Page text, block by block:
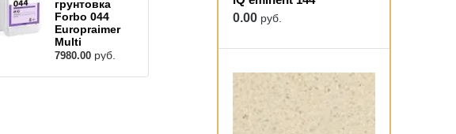
грунтовка
Forbo 044
Europraimer
Multi
7980.00 руб.
0.00 руб.